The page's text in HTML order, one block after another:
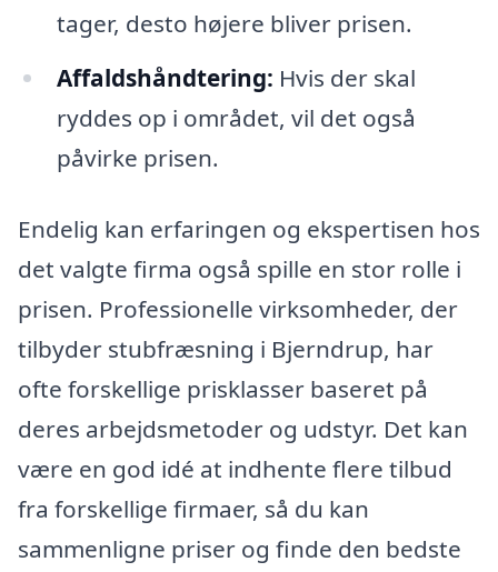
tager, desto højere bliver prisen.
Affaldshåndtering: Hvis der skal
ryddes op i området, vil det også
påvirke prisen.
Endelig kan erfaringen og ekspertisen hos
det valgte firma også spille en stor rolle i
prisen. Professionelle virksomheder, der
tilbyder stubfræsning i Bjerndrup, har
ofte forskellige prisklasser baseret på
deres arbejdsmetoder og udstyr. Det kan
være en god idé at indhente flere tilbud
fra forskellige firmaer, så du kan
sammenligne priser og finde den bedste